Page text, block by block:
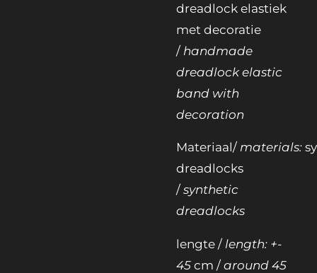
dreadlock elastiek
met decoratie
/ handmade
dreadlock elastic
band with
decoration
Materiaal/ materials:
dreadlocks
/ synthetic
dreadlocks
lengte / length: +-
45 cm / around 45